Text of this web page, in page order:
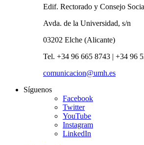
Edif. Rectorado y Consejo
Avda. de la Universidad, s/n
03202 Elche (Alicante)
Tel. +34 96 665 8743 | +34 96
comunicacion@umh.es
Síguenos
Facebook
Twitter
YouTube
Instagram
LinkedIn